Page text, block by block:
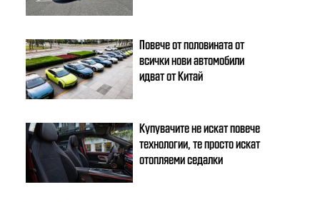
Повече от половината от
всички нови автомобили
идват от Китай
Купувачите не искат повече
технологии, те просто искат
отопляеми седалки